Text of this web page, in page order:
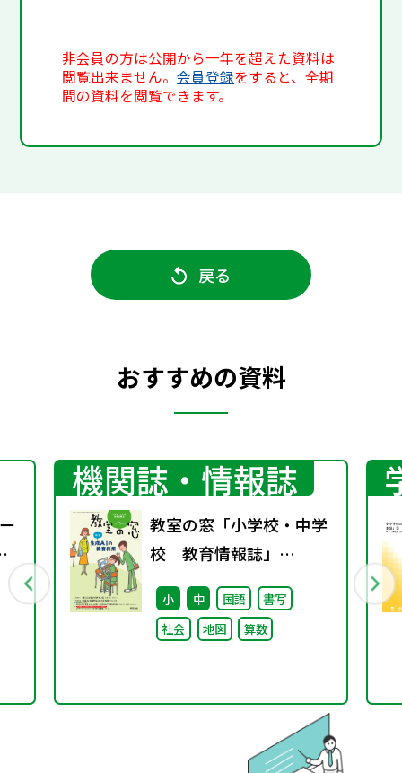
非会員の方は公開から一年を超えた資料は
閲覧出来ません。会員登録をすると、全期
間の資料を閲覧できます。
戻る
おすすめの資料
機関誌・情報誌
教室の窓「小学校・中学
校 教育情報誌」
vol.75 2025年4月発行
小 中 国語
書写
社会
地図 算数